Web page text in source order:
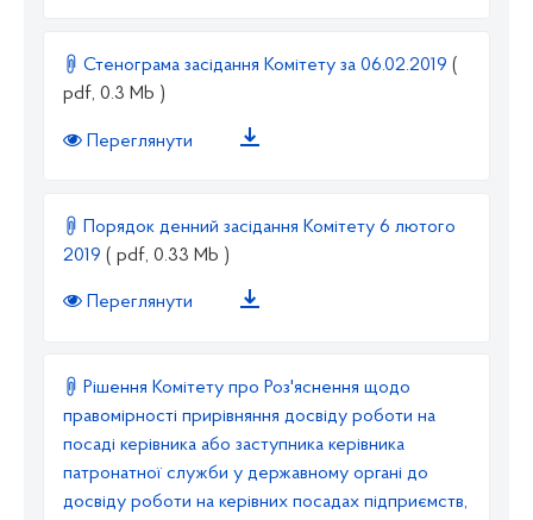
Стенограма засідання Комітету за 06.02.2019 (
pdf, 0.3 Mb )
Переглянути
Порядок денний засідання Комітету 6 лютого
2019 ( pdf, 0.33 Mb )
Переглянути
Рішення Комітету про Роз'яснення щодо
правомірності прирівняння досвіду роботи на
посаді керівника або заступника керівника
патронатної служби у державному органі до
досвіду роботи на керівних посадах підприємств,